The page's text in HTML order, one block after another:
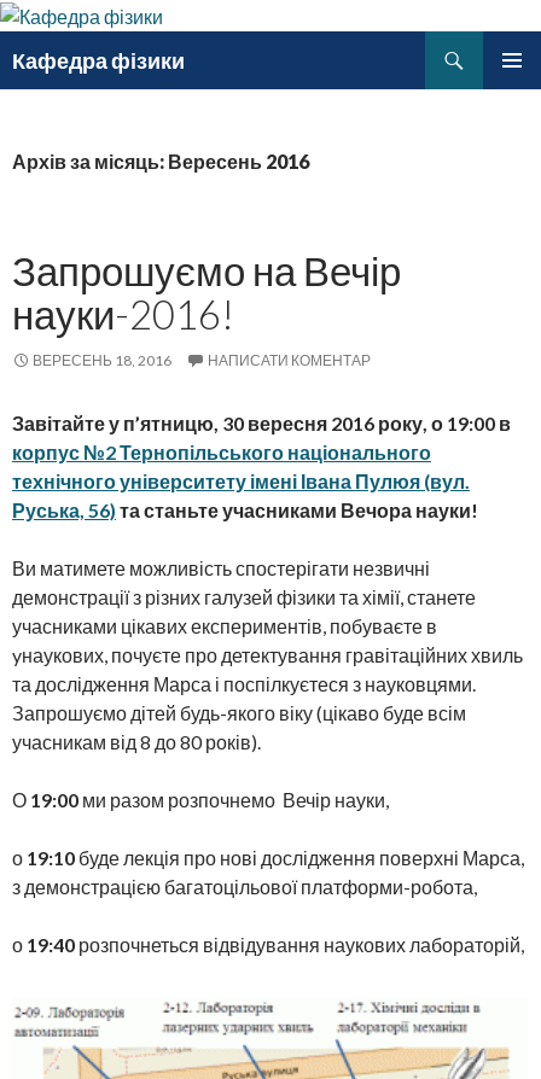
Кафедра фізики
Архів за місяць: Вересень 2016
Запрошуємо на Вечір
науки-2016!
ВЕРЕСЕНЬ 18, 2016 НАПИСАТИ КОМЕНТАР
Завітайте у п’ятницю, 30 вересня 2016 року, о 19:00 в
корпус №2 Тернопільського національного
технічного університету імені Івана Пулюя (вул.
Руська, 56) та станьте учасниками Вечора науки!
Ви матимете можливість спостерігати незвичні
демонстрації з різних галузей фізики та хімії, станете
учасниками цікавих експериментів, побуваєте в
yнаукових, почуєте про детектування гравітаційних хвиль
та дослідження Марса і поспілкуєтеся з науковцями.
Запрошуємо дітей будь-якого віку (цікаво буде всім
учасникам від 8 до 80 років).
О 19:00 ми разом розпочнемо Вечір науки,
о 19:10 буде лекція про нові дослідження поверхні Марса,
з демонстрацією багатоцільової платформи-робота,
о 19:40 розпочнеться відвідування наукових лабораторій,